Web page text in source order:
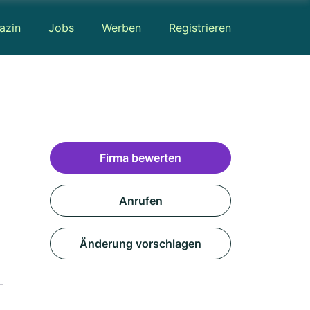
Jobs Werben Registrieren
Firma bewerten
Anrufen
Änderung vorschlagen